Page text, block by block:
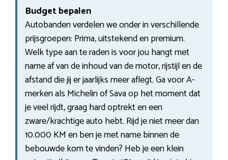
Budget bepalen
Autobanden verdelen we onder in verschillende
prijsgroepen: Prima, uitstekend en premium.
Welk type aan te raden is voor jou hangt met
name af van de inhoud van de motor, rijstijl en de
afstand die jij er jaarlijks meer aflegt. Ga voor A-
merken als Michelin of Sava op het moment dat
je veel rijdt, graag hard optrekt en een
zware/krachtige auto hebt. Rijd je niet meer dan
10.000 KM en ben je met name binnen de
bebouwde kom te vinden? Heb je een klein